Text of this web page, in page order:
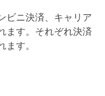
ビニ決済、キャリア
ます。それぞれ決済
す。